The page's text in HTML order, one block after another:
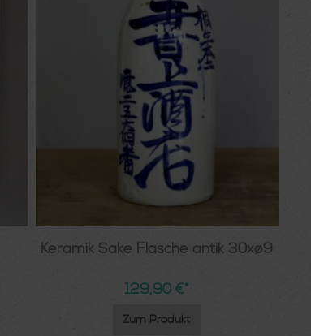
Keramik Sake Flasche antik 30xø9
129,90 €*
Zum Produkt